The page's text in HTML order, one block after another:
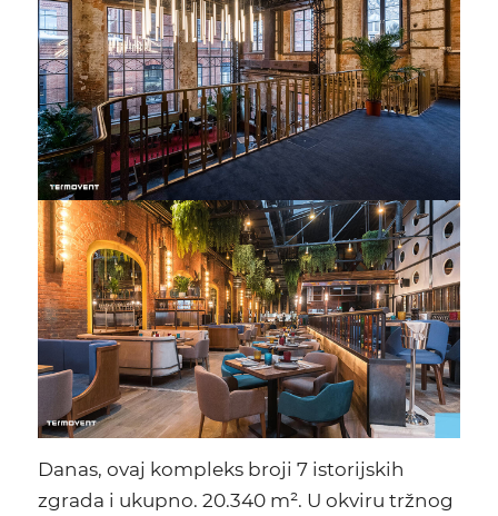
Danas, ovaj kompleks broji 7 istorijskih
zgrada i ukupno. 20.340 m². U okviru tržnog